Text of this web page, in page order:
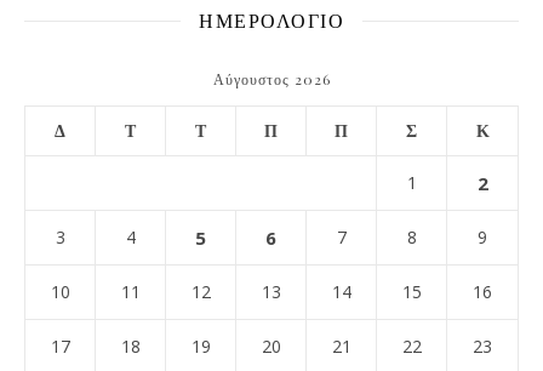
ΗΜΕΡΟΛΟΓΙΟ
Αύγουστος 2026
Δ Τ Τ Π Π Σ Κ
1 2
3 4 5 6 7 8 9
10 11 12 13 14 15 16
17 18 19 20 21 22 23